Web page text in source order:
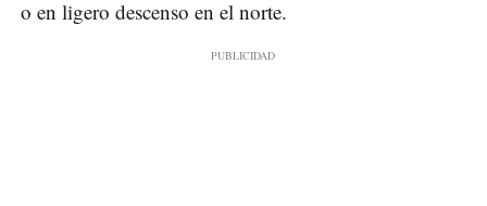
o en ligero descenso en el norte.